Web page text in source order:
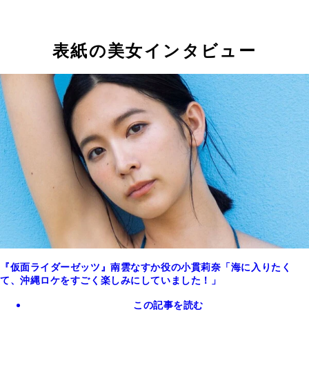
表紙の美女インタビュー
『仮面ライダーゼッツ』南雲なすか役の小貫莉奈「海に入りたく
て、沖縄ロケをすごく楽しみにしていました！」
この記事を読む